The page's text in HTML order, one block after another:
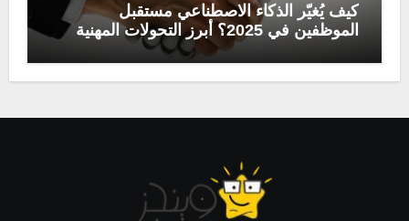
كيف يُغيّر الذكاء الاصطناعي مستقبل
الموظفين في 2025؟ أبرز التحولات المهنية